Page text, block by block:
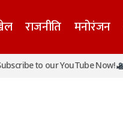
राजनीति मनोरंजन
to our YouTube Now!